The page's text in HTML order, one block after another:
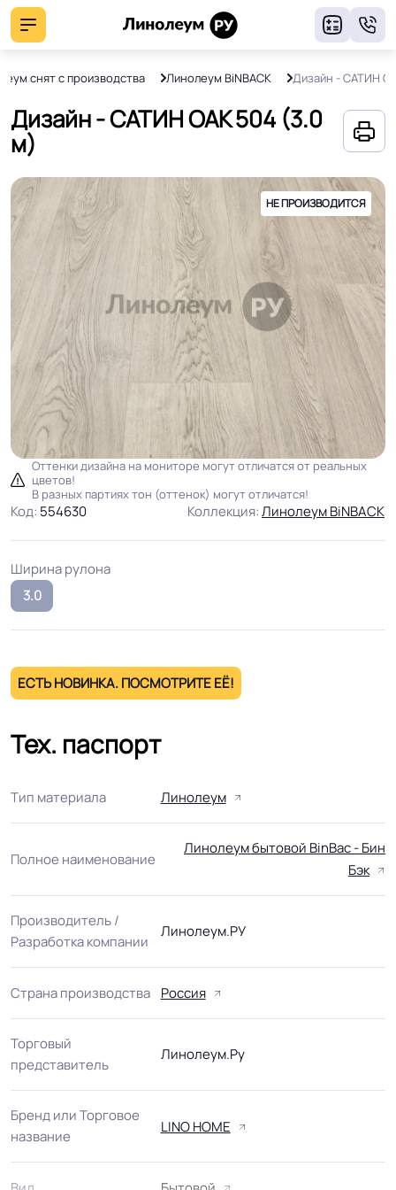
снят с производства Линолеум BiNBACK Дизайн - САТИН
Дизайн - САТИН ОАК 504 (3.0
м)
НЕ ПРОИЗВОДИТСЯ
Оттенки дизайна на мониторе могут отличатся от реальных
цветов!
В разных партиях тон (оттенок) могут отличатся!
Код: 554630 Коллекция:Линолеум BiNBACK
Ширина рулона
3.0
ЕСТЬ НОВИНКА. ПОСМОТРИТЕ ЕЁ!
Тех. паспорт
Тип материала Линолеум
Полное наименование
Линолеум бытовой BinBac - Бин
Бэк
Производитель /
Разработка компании
Линолеум.РУ
Страна производства Россия
Торговый
представитель
Линолеум.Ру
Бренд или Торговое
название
LINO HOME